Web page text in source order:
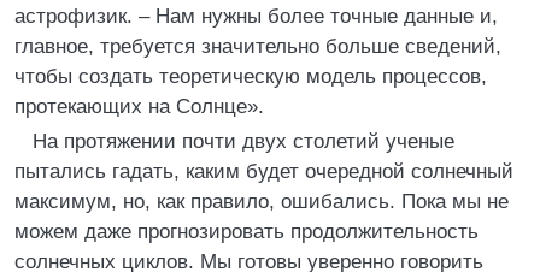
астрофизик. – Нам нужны более точные данные и,
главное, требуется значительно больше сведений,
чтобы создать теоретическую модель процессов,
протекающих на Солнце».
На протяжении почти двух столетий ученые
пытались гадать, каким будет очередной солнечный
максимум, но, как правило, ошибались. Пока мы не
можем даже прогнозировать продолжительность
солнечных циклов. Мы готовы уверенно говорить